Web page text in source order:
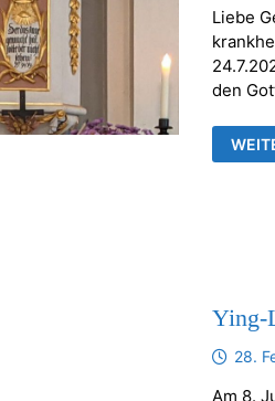
Liebe
den
NEUE
Ying-
28.
Am 8.